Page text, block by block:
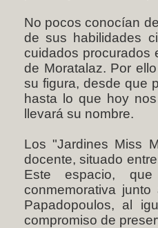
No pocos conocían
de sus habilidades
cuidados procurados
de Moratalaz. Por
su figura, desde que
hasta lo que hoy
llevará su nombre.
Los "Jardines Miss
docente, situado
Este espacio,
conmemorativa
Papadopoulos, al
compromiso de